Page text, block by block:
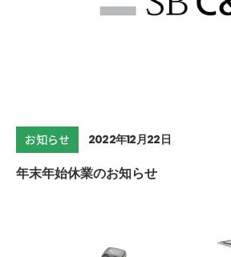
お知らせ 2022年12月22日
年末年始休業のお知らせ